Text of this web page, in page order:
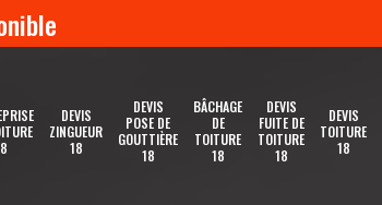
DEVIS
ZINGUEUR
18
DEVIS
POSE DE
GOUTTIÈRE
18
BÂCHAGE
DE
TOITURE
18
DEVIS
FUITE DE
TOITURE
18
DEVIS
TOITURE
18